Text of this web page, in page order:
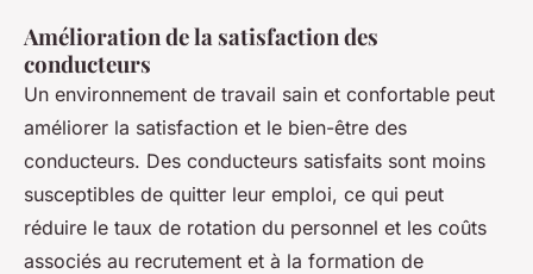
Amélioration de la satisfaction des
conducteurs
Un environnement de travail sain et confortable peut
améliorer la satisfaction et le bien-être des
conducteurs. Des conducteurs satisfaits sont moins
susceptibles de quitter leur emploi, ce qui peut
réduire le taux de rotation du personnel et les coûts
associés au recrutement et à la formation de